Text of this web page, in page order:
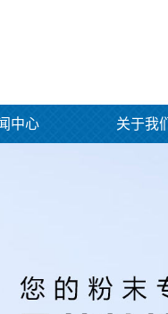
中心 关于我们